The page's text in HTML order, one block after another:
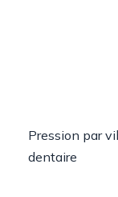
Pression par
dentaire